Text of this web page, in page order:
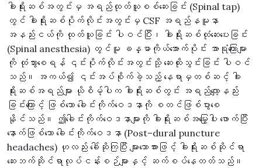
ခါးရိုးဆစ်အတွင်းမှ အရည်ထုတ်ယူစစ်ဆေးခြင်း (Spinal tap)
တွင် ခါးရိုးဆစ်ပိုက်လိုင်းအတွင်းမှ CSF အရည်နမူနာ
အနည်းငယ်ကို ထုတ်ယူခြင်း ပါဝင်ပြီး၊ ခါးရိုးဆစ်ထုံဆေးပေးခြင်း
(Spinal anesthesia) တွင်မူ ခန္ဓာကိုယ်အောက်ပိုင်း အာရုံကြောများ
ကို ထုံသွားစေရန် ၎င်းပိုက်လိုင်းအတွင်းသို့ ဆေးထိုးသွင်းခြင်း ပါဝင်
သည်။ အကယ်၍ ၎င်းအပ်စိုက်ခဲ့သည့် နေရာမှတစ်ဆင့် ခါး
ရိုးဆစ်အရည်များ ယိုစိမ့်ပါက ခါးရိုးဆစ်တွင်း အရည်လျော့နည်း
ခြင်းကြောင့် ဖြစ်သော ခေါင်းကိုက်ဝေဒနာကို စတင်ဖြစ်ပွားစေ
နိုင်သည်။ ဤခေါင်းကိုက်ဝေဒနာများကို ခါးရိုးဆစ်အမြှေးပါး ဖောက်ပြီး
နောက်ဖြစ်သော ခေါင်းကိုက်ဝေဒနာ (Post–dural puncture
headaches) ဟုလည်း ခေါ်ဆိုကြပြီး များသောအားဖြင့် ခါးရိုးဆစ်ဆိုင်ရာ
ဆေးဘက်ဆိုင်ရာလုပ်ငန်းစဉ်များနှင့် ဆက်စပ်နေတတ်သည်။